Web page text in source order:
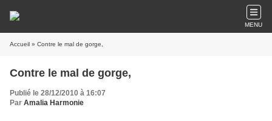
MENU
Accueil » Contre le mal de gorge,
Contre le mal de gorge,
Publié le 28/12/2010 à 16:07
Par Amalia Harmonie